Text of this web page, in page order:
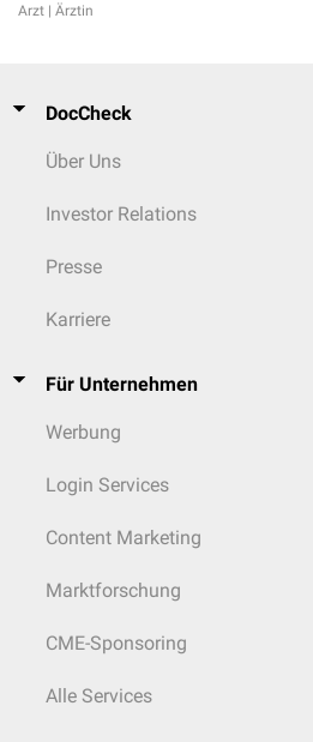
Arzt | Ärztin
DocCheck
Über Uns
Investor Relations
Presse
Karriere
Für Unternehmen
Werbung
Login Services
Content Marketing
Marktforschung
CME-Sponsoring
Alle Services